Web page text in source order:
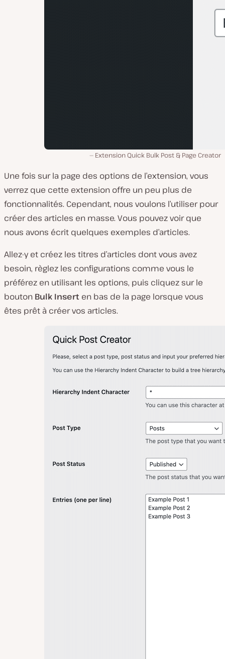
Extension Quick Bulk Post & Page Creator
Une fois sur la page des options de l’extension, vous
verrez que cette extension offre un peu plus de
fonctionnalités. Cependant, nous voulons l’utiliser pour
créer des articles en masse. Vous pouvez voir que
nous avons écrit quelques exemples d’articles.
Allez-y et créez les titres d’articles dont vous avez
besoin, règlez les configurations comme vous le
préférez en utilisant les options, puis cliquez sur le
bouton Bulk Insert en bas de la page lorsque vous
êtes prêt à créer vos articles.